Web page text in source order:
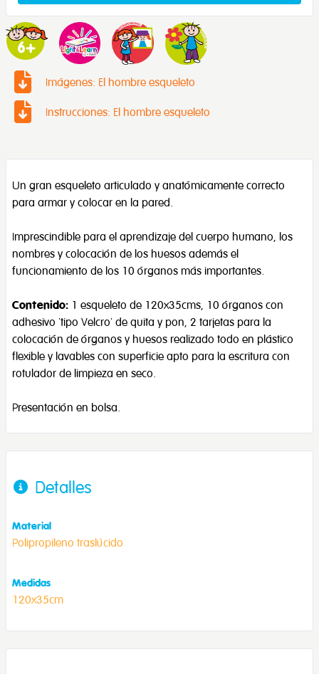
Imágenes: El hombre esqueleto
Instrucciones: El hombre esqueleto
Un gran esqueleto articulado y anatómicamente correcto
para armar y colocar en la pared.
Imprescindible para el aprendizaje del cuerpo humano, los
nombres y colocación de los huesos además el
funcionamiento de los 10 órganos más importantes.
Contenido: 1 esqueleto de 120x35cms, 10 órganos con
adhesivo 'tipo Velcro' de quita y pon, 2 tarjetas para la
colocación de órganos y huesos realizado todo en plástico
flexible y lavables con superficie apto para la escritura con
rotulador de limpieza en seco.
Presentación en bolsa.
Detalles
Material
Polipropileno traslúcido
Medidas
120x35cm